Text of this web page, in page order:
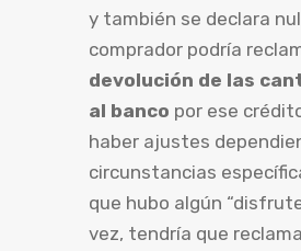
y también se declara
comprador podría
devolución de las
al banco por ese
haber ajustes
circunstancias
que hubo algún
vez, tendría que